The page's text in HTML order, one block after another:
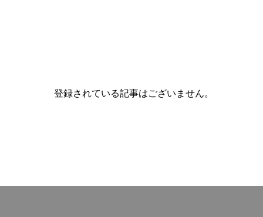
登録されている記事はございません。